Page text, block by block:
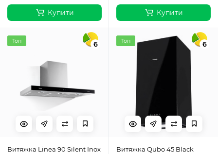
Купити Купити
6
Топ
Витяжка Linea 90 Silent Inox
6
Топ
Витяжка Qubo 45 Black